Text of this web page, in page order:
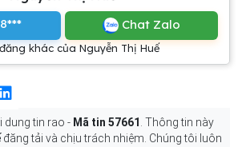
Chat Zalo
khác của Nguyễn Thị Huế
dung tin rao - Mã tin 57661 . Thông tin này
đăng tải và chịu trách nhiệm. Chúng tôi luôn